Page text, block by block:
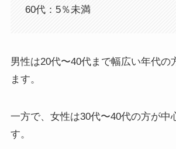
60代：5％未満
男性は20代〜40代まで幅広い年代の
ます。
一方で、女性は30代〜40代の方が中
す。